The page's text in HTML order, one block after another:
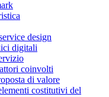
design
digitali
coinvolti
di valore
costitutivi del